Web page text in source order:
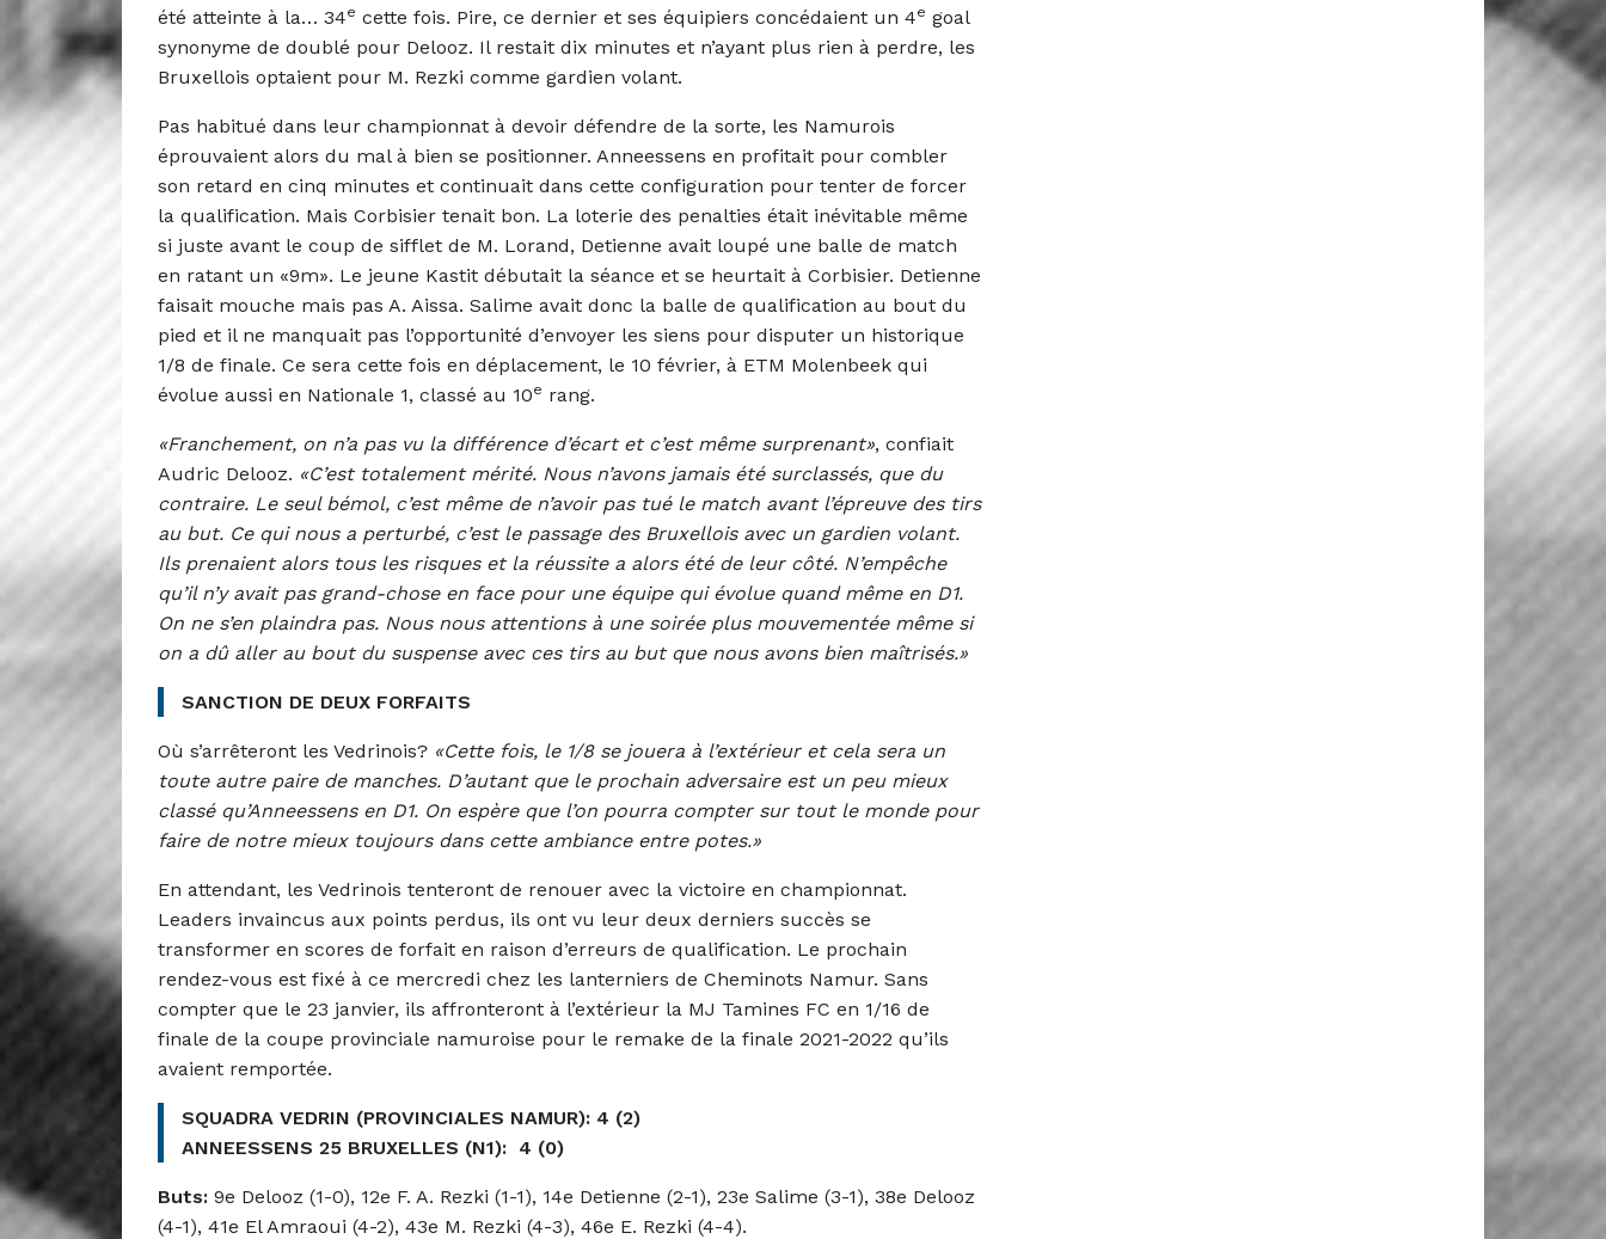
été atteinte à la… 34e cette fois. Pire, ce dernier et ses équipiers concédaient un 4e goal
synonyme de doublé pour Delooz. Il restait dix minutes et n’ayant plus rien à perdre, les
Bruxellois optaient pour M. Rezki comme gardien volant.
Pas habitué dans leur championnat à devoir défendre de la sorte, les Namurois
éprouvaient alors du mal à bien se positionner. Anneessens en profitait pour combler
son retard en cinq minutes et continuait dans cette configuration pour tenter de forcer
la qualification. Mais Corbisier tenait bon. La loterie des penalties était inévitable même
si juste avant le coup de sifflet de M. Lorand, Detienne avait loupé une balle de match
en ratant un «9m». Le jeune Kastit débutait la séance et se heurtait à Corbisier. Detienne
faisait mouche mais pas A. Aissa. Salime avait donc la balle de qualification au bout du
pied et il ne manquait pas l’opportunité d’envoyer les siens pour disputer un historique
1/8 de finale. Ce sera cette fois en déplacement, le 10 février, à ETM Molenbeek qui
évolue aussi en Nationale 1, classé au 10e rang.
«Franchement, on n’a pas vu la différence d’écart et c’est même surprenant», confiait
Audric Delooz. «C’est totalement mérité. Nous n’avons jamais été surclassés, que du
contraire. Le seul bémol, c’est même de n’avoir pas tué le match avant l’épreuve des tirs
au but. Ce qui nous a perturbé, c’est le passage des Bruxellois avec un gardien volant.
Ils prenaient alors tous les risques et la réussite a alors été de leur côté. N’empêche
qu’il n’y avait pas grand-chose en face pour une équipe qui évolue quand même en D1.
On ne s’en plaindra pas. Nous nous attentions à une soirée plus mouvementée même si
on a dû aller au bout du suspense avec ces tirs au but que nous avons bien maîtrisés.»
SANCTION DE DEUX FORFAITS
Où s’arrêteront les Vedrinois? «Cette fois, le 1/8 se jouera à l’extérieur et cela sera un
toute autre paire de manches. D’autant que le prochain adversaire est un peu mieux
classé qu’Anneessens en D1. On espère que l’on pourra compter sur tout le monde pour
faire de notre mieux toujours dans cette ambiance entre potes.»
En attendant, les Vedrinois tenteront de renouer avec la victoire en championnat.
Leaders invaincus aux points perdus, ils ont vu leur deux derniers succès se
transformer en scores de forfait en raison d’erreurs de qualification. Le prochain
rendez-vous est fixé à ce mercredi chez les lanterniers de Cheminots Namur. Sans
compter que le 23 janvier, ils affronteront à l’extérieur la MJ Tamines FC en 1/16 de
finale de la coupe provinciale namuroise pour le remake de la finale 2021-2022 qu’ils
avaient remportée.
SQUADRA VEDRIN (PROVINCIALES NAMUR): 4 (2)
ANNEESSENS 25 BRUXELLES (N1): 4 (0)
Buts: 9e Delooz (1-0), 12e F. A. Rezki (1-1), 14e Detienne (2-1), 23e Salime (3-1), 38e Delooz
(4-1), 41e El Amraoui (4-2), 43e M. Rezki (4-3), 46e E. Rezki (4-4).